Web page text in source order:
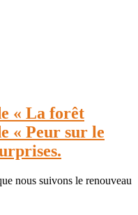
« La forêt
« Peur sur le
nous suivons le renouveau